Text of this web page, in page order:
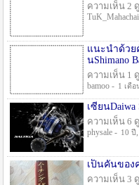
ความเห็น 2
แนะนำด้วย
นShimano
ความเห็น 1
bamoo - 1 เดือ
เซียนDaiwa
ความเห็น 6
physale - 10 ปี
เป็นคันของ
ความเห็น 3